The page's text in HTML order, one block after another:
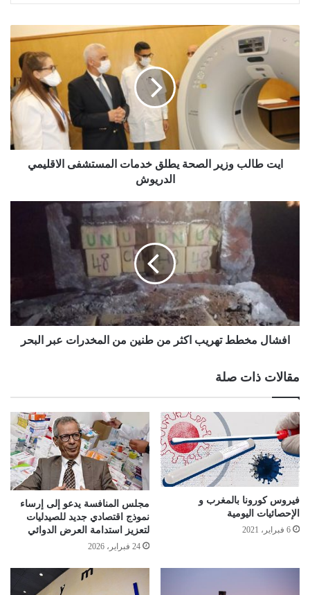
ايت طالب وزير الصحة يطلق خدمات المستشفى الاقليمي
الدريوش
افشال مخطط تهريب اكثر من طنين من المخدرات عبر البحر
مقالات ذات صلة
فيروس كورونا بالمغرب و
الإحصائيات اليومية
6 فبراير، 2021
مجلس المنافسة يدعو إلى إرساء
نموذج اقتصادي جديد للصيدليات
لتعزيز استدامة العرض الدوائي
24 فبراير، 2026